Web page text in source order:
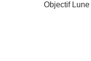
Objectif Lune